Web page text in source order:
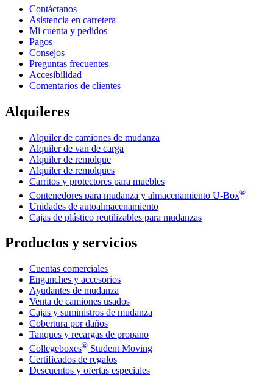
Contáctanos
Asistencia en carretera
Mi cuenta y pedidos
Pagos
Consejos
Preguntas frecuentes
Accesibilidad
Comentarios de clientes
Alquileres
Alquiler de camiones de mudanza
Alquiler de van de carga
Alquiler de remolque
Alquiler de remolques
Carritos y protectores para muebles
Contenedores para mudanza y almacenamiento U-Box®
Unidades de autoalmacenamiento
Cajas de plástico reutilizables para mudanzas
Productos y servicios
Cuentas comerciales
Enganches y accesorios
Ayudantes de mudanza
Venta de camiones usados
Cajas y suministros de mudanza
Cobertura por daños
Tanques y recargas de propano
Collegeboxes® Student Moving
Certificados de regalos
Descuentos y ofertas especiales